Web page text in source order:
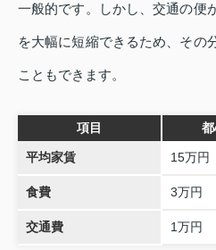
一般的です。しかし、交通の便
を大幅に短縮できるため、その
こともできます。
項目
平均家賃 15万円
食費 3万円
交通費 1万円